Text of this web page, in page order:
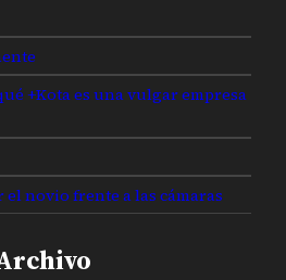
+Kota es una vulgar empresa
novio frente a las cámaras